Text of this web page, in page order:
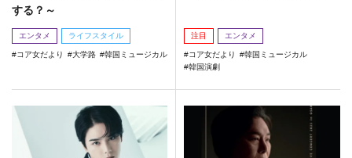
する？～
エンタメ ライフスタイル
コア女だより 大学路 韓国ミュージカル
注目 エンタメ
コア女だより
韓国ミュージカル
韓国演劇